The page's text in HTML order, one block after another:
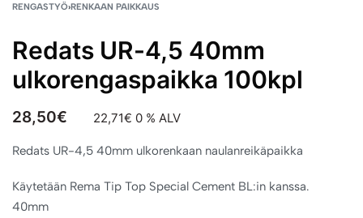
RENGASTYÖ›RENKAAN PAIKKAUS
Redats UR-4,5 40mm
ulkorengaspaikka 100kpl
28,50€ 22,71€ 0 % ALV
Redats UR-4,5 40mm ulkorenkaan naulanreikäpaikka
Käytetään Rema Tip Top Special Cement BL:in kanssa.
40mm